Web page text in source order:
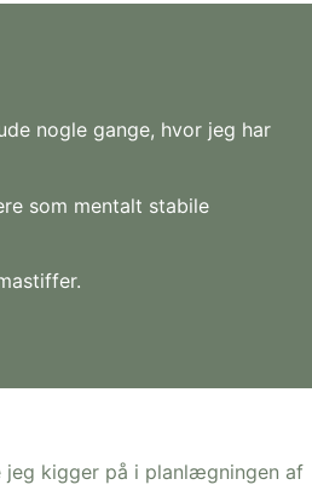
nogle gange, hvor jeg har
som mentalt stabile
jeg kigger på i planlægningen af